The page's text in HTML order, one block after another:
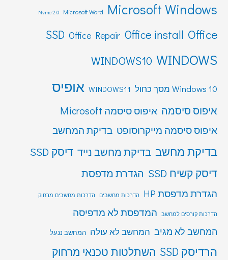
Microsoft Windows
Microsoft Word
Nvme 2.0
Office
Office install
Office Repair
SSD
WINDOWS
WINDOWS10
Windows 10 מסך כחול WINDOWS11 אופיס
איפוס סיסמה איפוס סיסמה Microsoft
איפוס סיסמה מייקרוסופט בדיקת המחשב
בדיקת מחשב בדיקת מחשב נייד דיסק SSD
דיסק קשיח SSD
הגדרת מדפסת
הגדרת מדפסת HP הדרכות מחשבים הדרכות מחשבים מרחוק
הדרכות קורסים למחשב המדפסת לא מדפיסה
המחשב לא מגיב המחשב לא עולה המחשב ננעל
הרדיסק SSD
השתלטות טכנאי מרחוק